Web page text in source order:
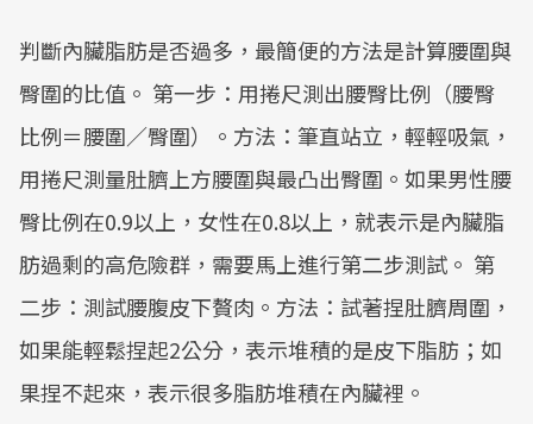
判斷內臟脂肪是否過多，最簡便的方法是計算腰圍與
臀圍的比值。 第一步：用捲尺測出腰臀比例（腰臀
比例＝腰圍／臀圍）。方法：筆直站立，輕輕吸氣，
用捲尺測量肚臍上方腰圍與最凸出臀圍。如果男性腰
臀比例在0.9以上，女性在0.8以上，就表示是內臟脂
肪過剩的高危險群，需要馬上進行第二步測試。 第
二步：測試腰腹皮下贅肉。方法：試著捏肚臍周圍，
如果能輕鬆捏起2公分，表示堆積的是皮下脂肪；如
果捏不起來，表示很多脂肪堆積在內臟裡。